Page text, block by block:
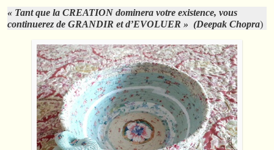
« Tant que la CREATION dominera votre existence, vous
continuerez de GRANDIR et d’EVOLUER » (Deepak Chopra)